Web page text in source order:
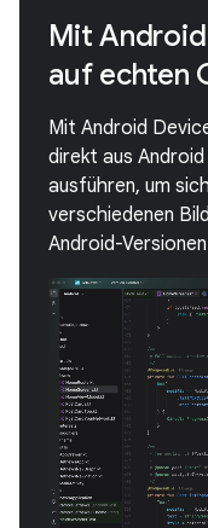
Mit
auf echten
Mit Android
direkt aus
ausführen, um
verschiedenen
Android-